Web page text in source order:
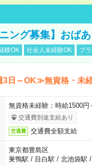
ニング募集】おば
験OK 社会人未経験OK ブ
日～OK≫無資格・未経
無資格未経験：時給1500
交通費別途支給あり
交通費 交通費全額支給
東京都豊島区
巣鴨駅 / 目白駅 / 北池袋駅 /